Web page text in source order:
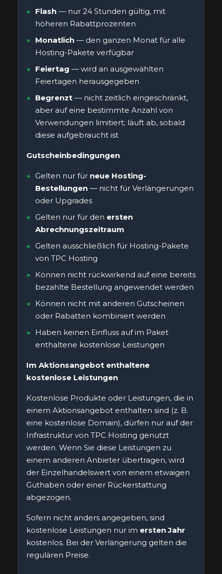
Flash — nur 24 Stunden gültig, mit
höheren Rabattprozenten
Monatlich — den ganzen Monat für alle
Hosting-Pakete verfügbar
Feiertag — wird an ausgewählten
Feiertagen herausgegeben
Begrenzt — nicht zeitlich eingeschränkt,
aber auf eine bestimmte Anzahl von
Verwendungen limitiert; läuft ab, sobald
diese aufgebraucht ist
Gutscheinbedingungen
Gelten nur für neue Hosting-
Bestellungen — nicht für Verlängerungen
oder Upgrades
Gelten nur für den ersten
Abrechnungszeitraum
Gelten ausschließlich für Hosting-Pakete
von TPC Hosting
Können nicht rückwirkend auf eine bereits
bezahlte Bestellung angewendet werden
Können nicht mit anderen Gutscheinen
oder Rabatten kombiniert werden
Haben keinen Einfluss auf im Paket
enthaltene kostenlose Leistungen
Im Aktionsangebot enthaltene
kostenlose Leistungen
Kostenlose Produkte oder Leistungen, die in
einem Aktionsangebot enthalten sind (z. B.
eine kostenlose Domain), dürfen nur auf der
Infrastruktur von TPC Hosting genutzt
werden. Wenn Sie diese Leistungen zu
einem anderen Anbieter übertragen, wird
der Einzelhandelswert von einem etwaigen
Guthaben oder einer Rückerstattung
abgezogen.
Sofern nicht anders angegeben, sind
kostenlose Leistungen nur im ersten Jahr
kostenlos. Bei der Verlängerung gelten die
regulären Preise.